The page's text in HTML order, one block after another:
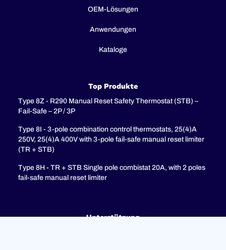
OEM-Lösungen
Anwendungen
Kataloge
Top Produkte
Type 8Z - R290 Manual Reset Safety Thermostat (STB) –
Fail-Safe – 2P / 3P
Type 8I - 3-pole combination control thermostats, 25(4)A
250V, 25(4)A 400V with 3-pole fail-safe manual reset limiter
(TR + STB)
Type 8H - TR + STB Single pole combistat 20A, with 2 poles
fail-safe manual reset limiter
Unterstützung